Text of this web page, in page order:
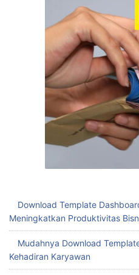
Download Template
Meningkatkan Produktivitas
Mudahnya Download
Kehadiran Karyawan